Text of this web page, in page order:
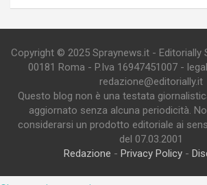
Copyright © 2025 Spraynews.it - Editorially
00181 Roma - P.Iva 16947451007 -
redazione@editorially.it
Questo blog non è una testata
aggiornato senza alcuna periodicità.
considerarsi un prodotto editoriale ai
del 07.03.2001
Redazione - Privacy Policy-